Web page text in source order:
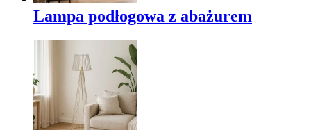
Lampa podłogowa z abażurem